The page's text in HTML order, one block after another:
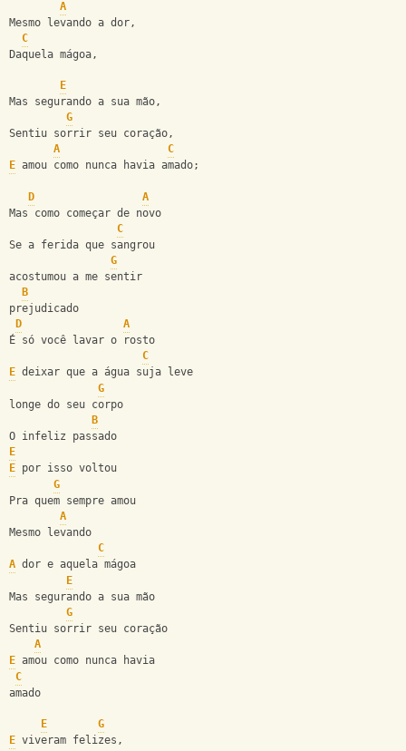
A
Mesmo levando a dor,
C
Daquela mágoa,
E
Mas segurando a sua mão,
G
Sentiu sorrir seu coração,
A
C
E amou como nunca havia amado;
D
A
Mas como começar de novo
C
Se a ferida que sangrou
G
acostumou a me sentir
B
prejudicado
D
A
É só você lavar o rosto
C
E deixar que a água suja leve
G
longe do seu corpo
B
O infeliz passado
E
E por isso voltou
G
Pra quem sempre amou
A
Mesmo levando
C
A dor e aquela mágoa
E
Mas segurando a sua mão
G
Sentiu sorrir seu coração
A
E amou como nunca havia
C
amado
E
G
E viveram felizes,